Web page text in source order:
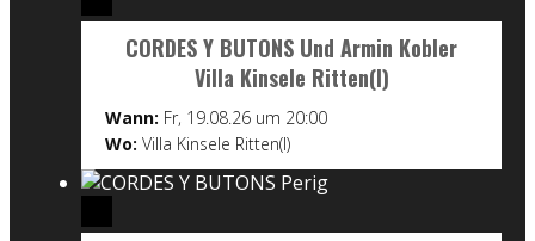
CORDES Y BUTONS Und Armin Kobler
Villa Kinsele Ritten(I)
Wann: Fr, 19.08.26 um 20:00
Wo: Villa Kinsele Ritten(I)